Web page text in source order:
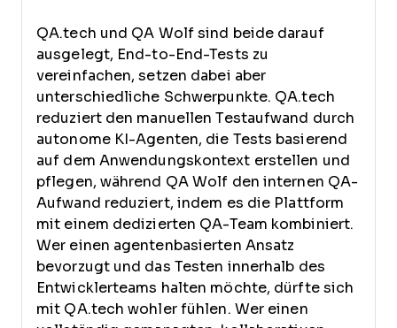
QA.tech und QA Wolf sind beide darauf
ausgelegt, End-to-End-Tests zu
vereinfachen, setzen dabei aber
unterschiedliche Schwerpunkte. QA.tech
reduziert den manuellen Testaufwand durch
autonome KI-Agenten, die Tests basierend
auf dem Anwendungskontext erstellen und
pflegen, während QA Wolf den internen QA-
Aufwand reduziert, indem es die Plattform
mit einem dedizierten QA-Team kombiniert.
Wer einen agentenbasierten Ansatz
bevorzugt und das Testen innerhalb des
Entwicklerteams halten möchte, dürfte sich
mit QA.tech wohler fühlen. Wer einen